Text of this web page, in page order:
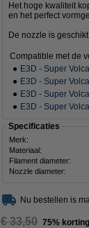
Het hoge kwaliteit
en het perfect
De nozzle is
Compatible met de
● E3D - Super
● E3D - Super
● E3D - Super
● E3D - Super
Specificaties
Merk:
Materiaal:
Filament diameter:
Nozzle diameter:
Nu bestellen is
€ 33,50 75%